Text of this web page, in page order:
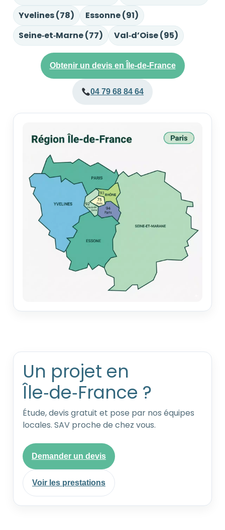
Yvelines (78)
Essonne (91)
Seine‑et‑Marne (77)
Val‑d’Oise (95)
Obtenir un devis en Île‑de‑France
04 79 68 84 64
Un projet en
Île‑de‑France ?
Étude, devis gratuit et pose par nos équipes
locales. SAV proche de chez vous.
Demander un devis
Voir les prestations